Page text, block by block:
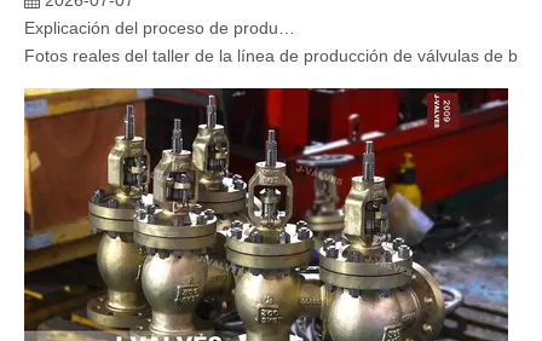
Fotos reales del taller de la línea de producción de válvulas de